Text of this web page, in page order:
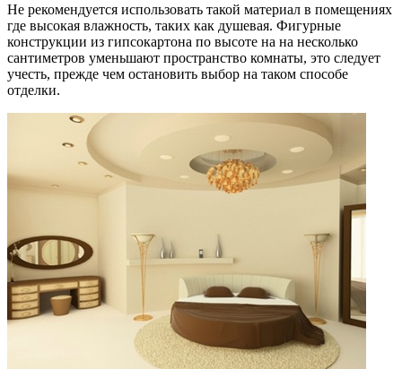
Не рекомендуется использовать такой материал в помещениях
где высокая влажность, таких как душевая. Фигурные
конструкции из гипсокартона по высоте на на несколько
сантиметров уменьшают пространство комнаты, это следует
учесть, прежде чем остановить выбор на таком способе
отделки.